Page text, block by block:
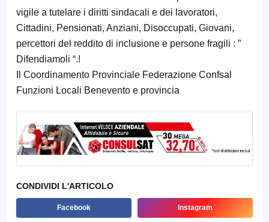
vigile a tutelare i diritti sindacali e dei lavoratori,
Cittadini, Pensionati, Anziani, Disoccupati, Giovani,
percettori del reddito di inclusione e persone fragili : ”
Difendiamoli “.!
Il Coordinamento Provinciale Federazione Confsal
Funzioni Locali Benevento e provincia
CONDIVIDI L'ARTICOLO
Facebook Instagram